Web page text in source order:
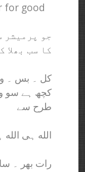
for good
جو پرمیشر
کا سب بھلا
کل ۔ بس ۔
کچھ ہے سو
طرح سے
الله ہی
رات بھر ۔